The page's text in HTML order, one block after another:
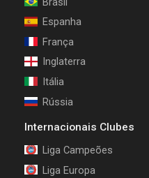
Espanha
França
Inglaterra
Itália
Rússia
Internacionais Clubes
Liga Campeões
Liga Europa